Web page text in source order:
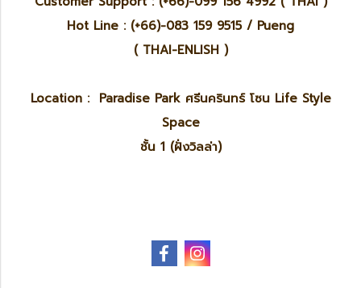
Hot Line : (+66)-083 159 9515 / Pueng
( THAI-ENLISH )
Location : Paradise Park ศรีนครินทร์ โซน Life Style
Space
ชั้น 1 (ฝั่งวิลล่า)